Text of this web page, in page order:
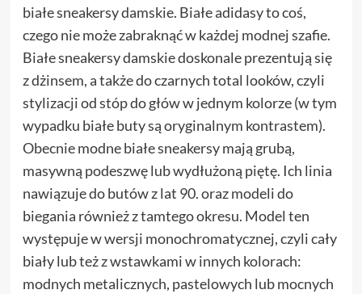
białe sneakersy damskie. Białe adidasy to coś,
czego nie może zabraknąć w każdej modnej szafie.
Białe sneakersy damskie doskonale prezentują się
z dżinsem, a także do czarnych total looków, czyli
stylizacji od stóp do głów w jednym kolorze (w tym
wypadku białe buty są oryginalnym kontrastem).
Obecnie modne białe sneakersy mają grubą,
masywną podeszwę lub wydłużoną piętę. Ich linia
nawiązuje do butów z lat 90. oraz modeli do
biegania również z tamtego okresu. Model ten
występuje w wersji monochromatycznej, czyli cały
biały lub też z wstawkami w innych kolorach:
modnych metalicznych, pastelowych lub mocnych